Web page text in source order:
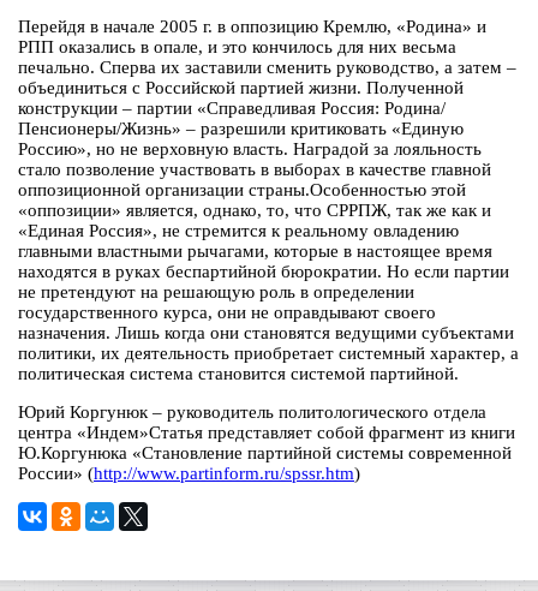
Перейдя в начале 2005 г. в оппозицию Кремлю, «Родина» и
РПП оказались в опале, и это кончилось для них весьма
печально. Сперва их заставили сменить руководство, а затем –
объединиться с Российской партией жизни. Полученной
конструкции – партии «Справедливая Россия: Родина/
Пенсионеры/Жизнь» – разрешили критиковать «Единую
Россию», но не верховную власть. Наградой за лояльность
стало позволение участвовать в выборах в качестве главной
оппозиционной организации страны.Особенностью этой
«оппозиции» является, однако, то, что СРРПЖ, так же как и
«Единая Россия», не стремится к реальному овладению
главными властными рычагами, которые в настоящее время
находятся в руках беспартийной бюрократии. Но если партии
не претендуют на решающую роль в определении
государственного курса, они не оправдывают своего
назначения. Лишь когда они становятся ведущими субъектами
политики, их деятельность приобретает системный характер, а
политическая система становится системой партийной.
Юрий Коргунюк – руководитель политологического отдела
центра «Индем»Статья представляет собой фрагмент из книги
Ю.Коргунюка «Становление партийной системы современной
России» (http://www.partinform.ru/spssr.htm)